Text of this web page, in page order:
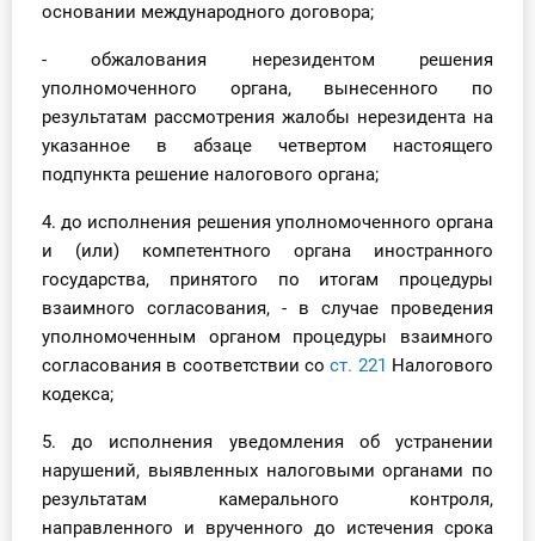
основании международного договора;
- обжалования нерезидентом решения
уполномоченного органа, вынесенного по
результатам рассмотрения жалобы нерезидента на
указанное в абзаце четвертом настоящего
подпункта решение налогового органа;
4. до исполнения решения уполномоченного органа
и (или) компетентного органа иностранного
государства, принятого по итогам процедуры
взаимного согласования, - в случае проведения
уполномоченным органом процедуры взаимного
согласования в соответствии сост. 221 Налогового
кодекса;
5. до исполнения уведомления об устранении
нарушений, выявленных налоговыми органами по
результатам камерального контроля,
направленного и врученного до истечения срока